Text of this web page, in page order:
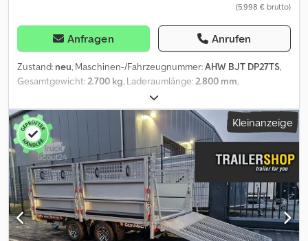
(5.998 € brutto)
Anfragen Anrufen
Zustand: neu, Maschinen-/Fahrzeugnummer:AHW BJT DP27TS,
Gesamtgewicht: 2.700 kg , Laderaumlänge: 2.800 mm
, Baujahr:
Csdpfxoy Ezgcs Aqqeha Verkauf rund um die Uhr online auf
trailershop de MO. - FR. 08-12.30 und 14-18.00 UHR oder rund
um die Uhr über unseren Onlineshop auf trailershop de Inhalt
und Bilder unterliegen dem Urheberrecht - Logos Markenschutz
543-0110R-01+543-L-08 02.26
Kleinanzeige